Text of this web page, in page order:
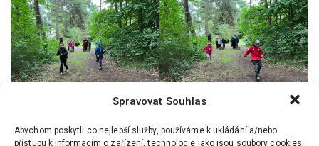
Spravovat Souhlas
Abychom poskytli co nejlepší služby, používáme k ukládání a/nebo
přístupu k informacím o zařízení, technologie jako jsou soubory cookies.